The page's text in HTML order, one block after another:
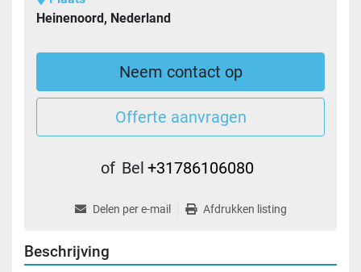
Heinenoord, Nederland
Neem contact op
Offerte aanvragen
of Bel +31786106080
Delen per e-mail Afdrukken listing
Beschrijving